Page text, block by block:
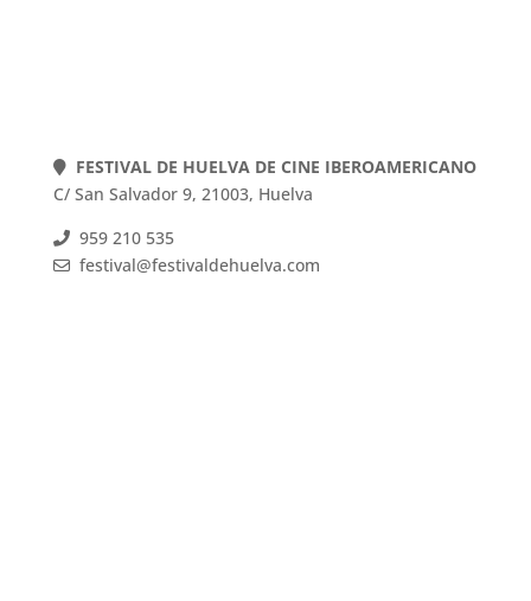
FESTIVAL DE HUELVA DE CINE IBEROAMERICANO
C/ San Salvador 9, 21003, Huelva
959 210 535
festival@festivaldehuelva.com